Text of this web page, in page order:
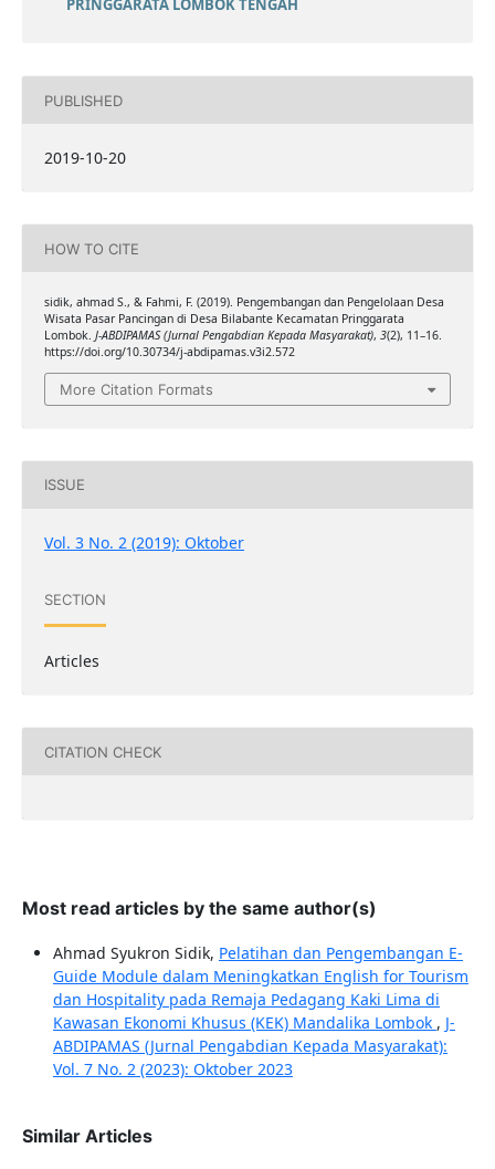
PRINGGARATA LOMBOK TENGAH
PUBLISHED
2019-10-20
HOW TO CITE
sidik, ahmad S., & Fahmi, F. (2019). Pengembangan dan Pengelolaan Desa
Wisata Pasar Pancingan di Desa Bilabante Kecamatan Pringgarata
Lombok. J-ABDIPAMAS (Jurnal Pengabdian Kepada Masyarakat), 3(2), 11–16.
https://doi.org/10.30734/j-abdipamas.v3i2.572
More Citation Formats
ISSUE
Vol. 3 No. 2 (2019): Oktober
SECTION
Articles
CITATION CHECK
Most read articles by the same author(s)
Ahmad Syukron Sidik, Pelatihan dan Pengembangan E-
Guide Module dalam Meningkatkan English for Tourism
dan Hospitality pada Remaja Pedagang Kaki Lima di
Kawasan Ekonomi Khusus (KEK) Mandalika Lombok , J-
ABDIPAMAS (Jurnal Pengabdian Kepada Masyarakat):
Vol. 7 No. 2 (2023): Oktober 2023
Similar Articles